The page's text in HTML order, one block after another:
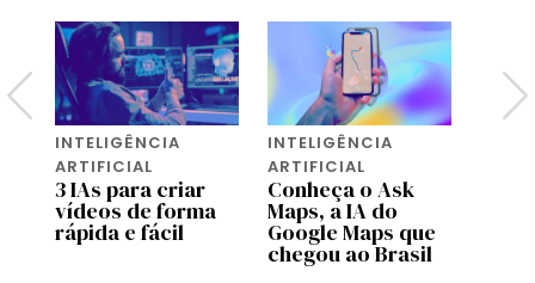
INTELIGÊNCIA
ARTIFICIAL
3 IAs para criar
vídeos de forma
rápida e fácil
INTELIGÊNCIA
ARTIFICIAL
Conheça o Ask
Maps, a IA do
Google Maps que
chegou ao Brasil